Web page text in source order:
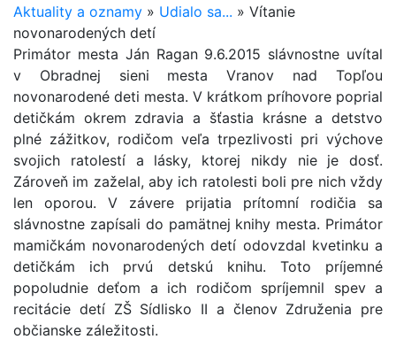
Aktuality a oznamy » Udialo sa... » Vítanie
novonarodených detí
Primátor mesta Ján Ragan 9.6.2015 slávnostne uvítal
v Obradnej sieni mesta Vranov nad Topľou
novonarodené deti mesta. V krátkom príhovore poprial
detičkám okrem zdravia a šťastia krásne a detstvo
plné zážitkov, rodičom veľa trpezlivosti pri výchove
svojich ratolestí a lásky, ktorej nikdy nie je dosť.
Zároveň im zaželal, aby ich ratolesti boli pre nich vždy
len oporou. V závere prijatia prítomní rodičia sa
slávnostne zapísali do pamätnej knihy mesta. Primátor
mamičkám novonarodených detí odovzdal kvetinku a
detičkám ich prvú detskú knihu. Toto príjemné
popoludnie deťom a ich rodičom spríjemnil spev a
recitácie detí ZŠ Sídlisko II a členov Združenia pre
občianske záležitosti.